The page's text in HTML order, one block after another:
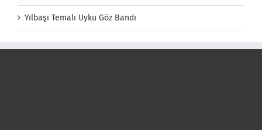
Yılbaşı Temalı Uyku Göz Bandı